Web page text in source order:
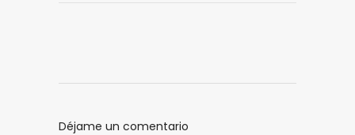
Déjame un comentario